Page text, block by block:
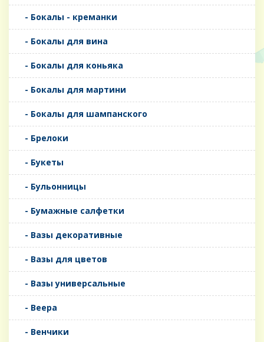
- Бокалы - креманки
- Бокалы для вина
- Бокалы для коньяка
- Бокалы для мартини
- Бокалы для шампанского
- Брелоки
- Букеты
- Бульонницы
- Бумажные салфетки
- Вазы декоративные
- Вазы для цветов
- Вазы универсальные
- Веера
- Венчики